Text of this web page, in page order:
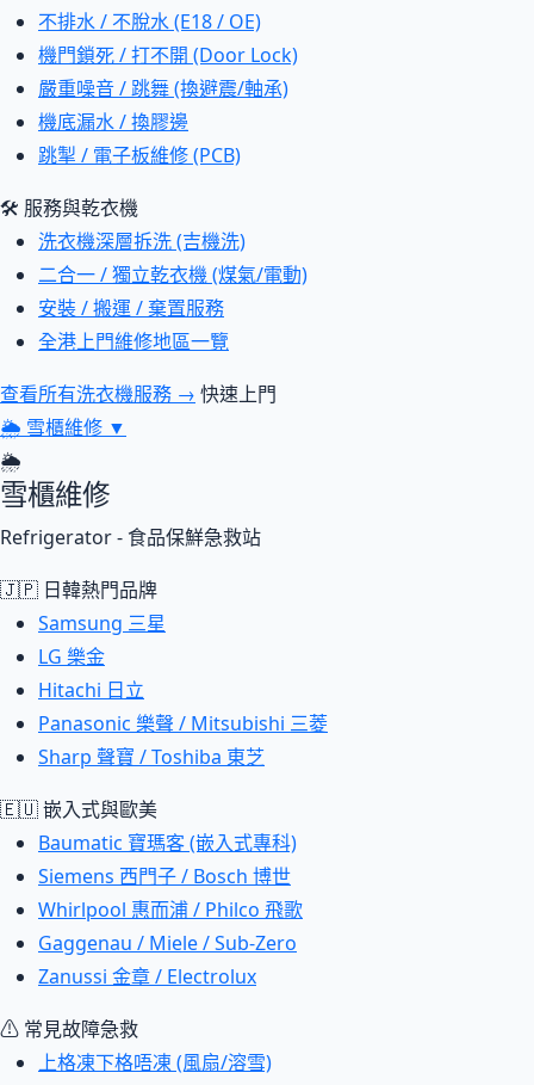
不排水 / 不脫水 (E18 / OE)
機門鎖死 / 打不開 (Door Lock)
嚴重噪音 / 跳舞 (換避震/軸承)
機底漏水 / 換膠邊
跳掣 / 電子板維修 (PCB)
🛠 服務與乾衣機
洗衣機深層拆洗 (吉機洗)
二合一 / 獨立乾衣機 (煤氣/電動)
安裝 / 搬運 / 棄置服務
全港上門維修地區一覽
查看所有洗衣機服務 → 快速上門
🌦 雪櫃維修 ▼
🌦
雪櫃維修
Refrigerator - 食品保鮮急救站
🇯🇵 日韓熱門品牌
Samsung 三星
LG 樂金
Hitachi 日立
Panasonic 樂聲 / Mitsubishi 三菱
Sharp 聲寶 / Toshiba 東芝
🇪🇺 嵌入式與歐美
Baumatic 寶瑪客 (嵌入式專科)
Siemens 西門子 / Bosch 博世
Whirlpool 惠而浦 / Philco 飛歌
Gaggenau / Miele / Sub-Zero
Zanussi 金章 / Electrolux
⚠ 常見故障急救
上格凍下格唔凍 (風扇/溶雪)